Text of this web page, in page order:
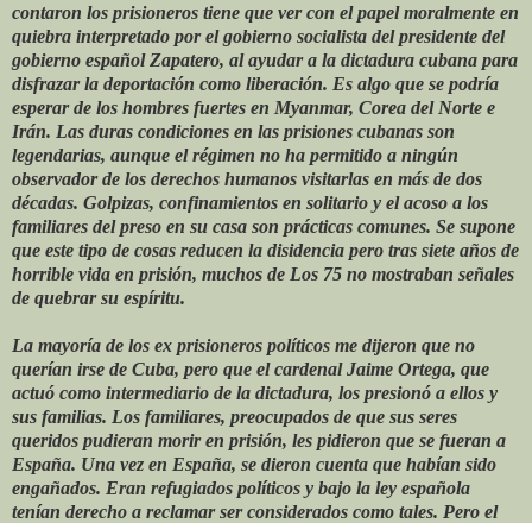
contaron los prisioneros tiene que ver con el papel moralmente en
quiebra interpretado por el gobierno socialista del presidente del
gobierno español Zapatero, al ayudar a la dictadura cubana para
disfrazar la deportación como liberación. Es algo que se podría
esperar de los hombres fuertes en Myanmar, Corea del Norte e
Irán. Las duras condiciones en las prisiones cubanas son
legendarias, aunque el régimen no ha permitido a ningún
observador de los derechos humanos visitarlas en más de dos
décadas. Golpizas, confinamientos en solitario y el acoso a los
familiares del preso en su casa son prácticas comunes. Se supone
que este tipo de cosas reducen la disidencia pero tras siete años de
horrible vida en prisión, muchos de Los 75 no mostraban señales
de quebrar su espíritu.
La mayoría de los ex prisioneros políticos me dijeron que no
querían irse de Cuba, pero que el cardenal Jaime Ortega, que
actuó como intermediario de la dictadura, los presionó a ellos y
sus familias. Los familiares, preocupados de que sus seres
queridos pudieran morir en prisión, les pidieron que se fueran a
España. Una vez en España, se dieron cuenta que habían sido
engañados. Eran refugiados políticos y bajo la ley española
tenían derecho a reclamar ser considerados como tales. Pero el